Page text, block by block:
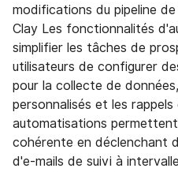
modifications du pipeline
Clay Les fonctionnalités
simplifier les tâches de
utilisateurs de configurer
pour la collecte de
personnalisés et les rappels
automatisations
cohérente en déclenchant
d'e-mails de suivi à